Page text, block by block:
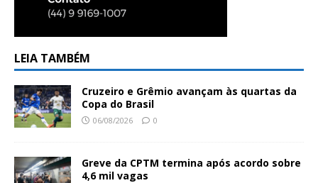
LEIA TAMBÉM
Cruzeiro e Grêmio avançam às quartas da
Copa do Brasil
06/08/2026 0
Greve da CPTM termina após acordo sobre
4,6 mil vagas